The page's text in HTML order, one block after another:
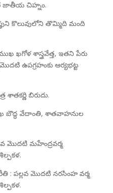
జాతీయ చిహ్నం.
కొలువులోని తొమ్మిది మంది
ఖగోళ శాస్త్రవేత్త, ఇతని పేరు
ఉపగ్రహంకు ఆర్యభట్ట
శాతకర్ణి బిరుదు.
బౌద్ధ వేదాంతి, శాతవాహనుల
మొదటి మహేంద్రవర్మ
: పల్లవ మొదటి నరసింహ వర్మ